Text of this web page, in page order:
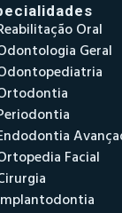
Oral
Geral
Facial